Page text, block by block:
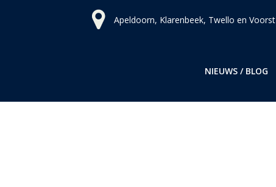
Apeldoorn, Klarenbeek, Twello en Voorst
NIEUWS / BLOG